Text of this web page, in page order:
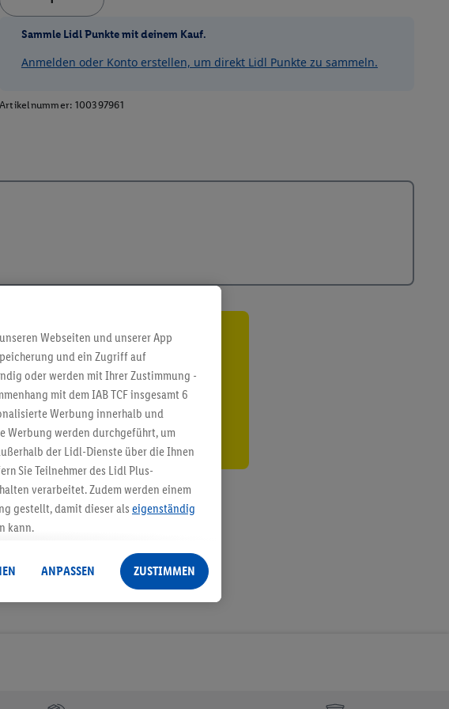
Sammle Lidl Punkte mit deinem Kauf.
Anmelden oder Konto erstellen, um direkt Lidl Punkte zu sammeln.
Artikelnummer: 100397961
sparen³²ᵃ
anmelden
sichern!
Webseiten und unserer App
und ein Zugriff auf
oder werden mit Ihrer Zustimmung -
mit dem IAB TCF insgesamt 6
Werbung innerhalb und
Werbung werden durchgeführt, um
der Lidl-Dienste über die Ihnen
Sie Teilnehmer des Lidl Plus-
verarbeitet. Zudem werden einem
gestellt, damit dieser als eigenständig
kann.
Ihre Nutzung der Lidl-Dienste, Ihr
Alter oder Geschlecht - sowie Ihre
einschließlich dem Speichern von
sowie zur technischen
ANPASSEN ZUSTIMMEN